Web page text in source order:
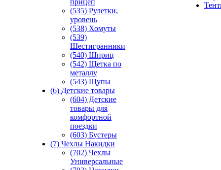
прицеп
(535) Рулетки,
уровень
(538) Хомуты
(539)
Шестигранники
(540) Шприц
(542) Щетка по
металлу
(543) Щупы
(6) Детские товары
(604) Детские
товары для
комфортной
поездки
(603) Бустеры
(7) Чехлы Накидки
(702) Чехлы
Универсальные